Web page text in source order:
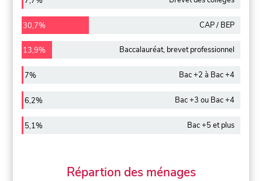
30,7% CAP / BEP
13,9% Baccalauréat, brevet professionnel
7% Bac +2 à Bac +4
6,2% Bac +3 ou Bac +4
5,1% Bac +5 et plus
Répartion des ménages